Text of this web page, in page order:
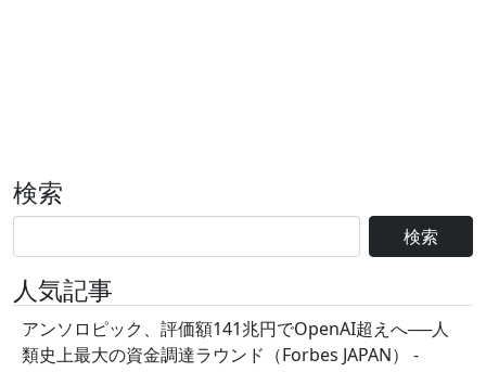
検索
検索
人気記事
アンソロピック、評価額141兆円でOpenAI超えへ──人
類史上最大の資金調達ラウンド（Forbes JAPAN） -